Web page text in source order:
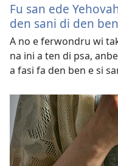
Fu san ede
den sani di den
A no e ferwondru wi
na ini a ten di psa,
a fasi fa den ben e si